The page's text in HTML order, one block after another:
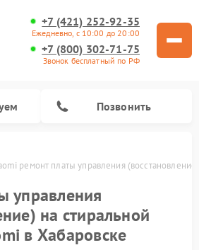
+7 (421) 252-92-35
Ежедневно, с 10:00 до 20:00
+7 (800) 302-71-75
Звонок бесплатный по РФ
Позвонить
ремонт платы управления (восстановление)
управления
на стиральной
в Хабаровске